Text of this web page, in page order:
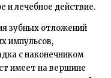
и лечебное действие.
зубных отложений
импульсов,
с наконечником
имеет на вершине